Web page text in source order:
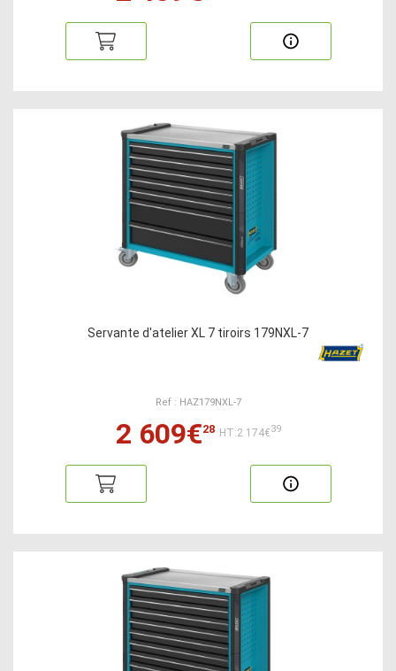
Servante d'atelier XL 7 tiroirs 179NXL-7
Ref : HAZ179NXL-7
2 609€28 HT:2 174€39